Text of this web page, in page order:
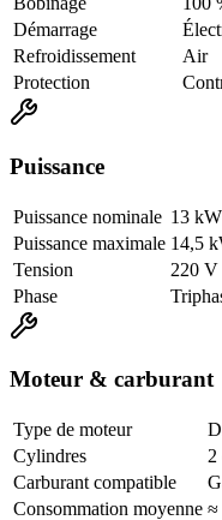
Démarrage
Refroidissement
Air
Protection
Puissance
Puissance nominale 13
Puissance maximale 14,5
Tension
220
Phase
Moteur & carburant
Type de moteur
Cylindres
Carburant compatible
Consommation moyenne ≈